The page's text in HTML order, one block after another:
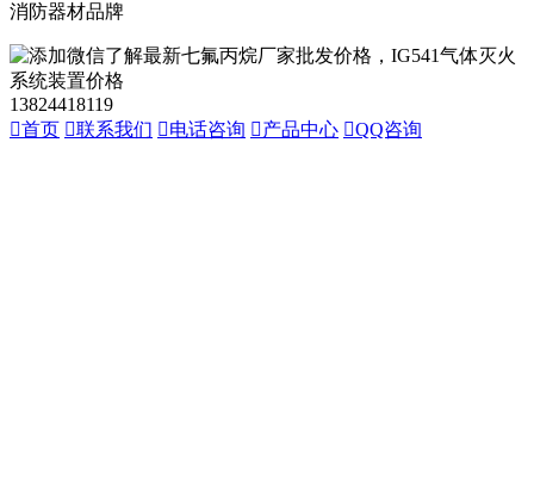
消防器材品牌
13824418119
首页 联系我们 电话咨询 产品中心 QQ咨询